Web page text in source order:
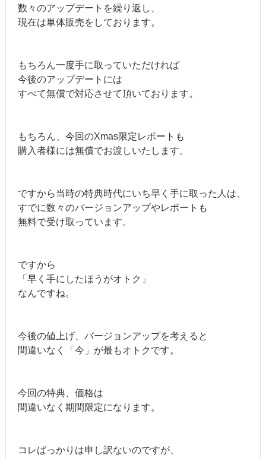
数々のアップデートを繰り返し、
現在は単体販売をしております。
もちろん一度手に取っていただければ
今後のアップデートには
すべて無償で対応させて頂いております。
もちろん、今回のXmas限定レポートも
購入者様には無償でお渡しいたします。
ですから当時の特典時代にいち早く手に取った人は、
すでに数々のバージョンアップやレポートも
無料で受け取っています。
ですから
「早く手にしたほうがオトク」
なんですね。
今後の値上げ、バージョンアップを考えると
間違いなく「今」が最もオトクです。
今回の特典、価格は
間違いなく期間限定になります。
コレばっかりは申し訳ないのですが、